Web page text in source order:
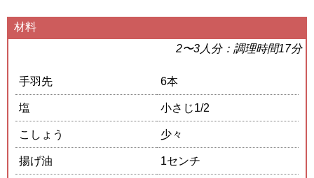
材料
2〜3人分：調理時間17分
手羽先 6本
塩 小さじ1/2
こしょう 少々
揚げ油 1センチ